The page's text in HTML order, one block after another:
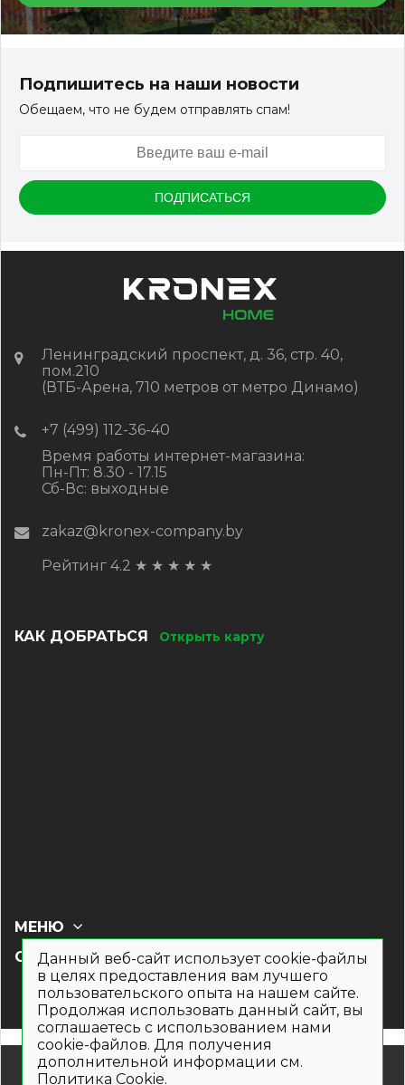
2070*650*850 мм
ОЖИДАЕТСЯ
Подпишитесь на наши новости
Обещаем, что не будем отправлять спам!
Ленинградский проспект, д. 36, стр. 40,
пом.210
(ВТБ-Арена, 710 метров от метро Динамо)
+7 (499) 112-36-40
Время работы интернет-магазина:
Пн-Пт: 8.30 - 17.15
Сб-Вс: выходные
zakaz@kronex-company.by
Рейтинг 4.2 ★ ★ ★ ★ ★
КАК ДОБРАТЬСЯ Открыть карту
СОЦ СЕТИ
МЕНЮ
© 2019- 2026. Общество с ограниченной ответственностью
Данный веб-сайт использует cookie-файлы
в целях предоставления вам лучшего
пользовательского опыта на нашем сайте.
Продолжая использовать данный сайт, вы
соглашаетесь с использованием нами
cookie-файлов. Для получения
дополнительной информации см.
Политика Cookie.